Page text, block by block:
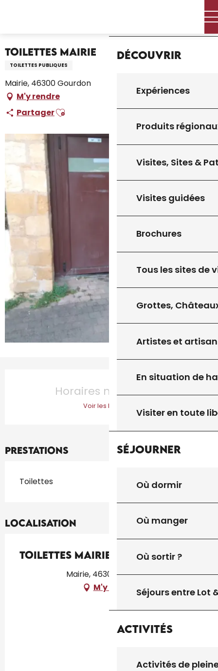
Découvrir
Expériences
Produits
Visites, Sites &
Visites guidées
Brochures
Tous les sites de
Grottes,
Artistes et
En situation de
Visiter en toute
Séjourner
Où dormir
Où manger
Où sortir ?
Séjours entre Lot
Activités
Activités de
Toilettes Mairie
TOILETTES PUBLIQUES
Mairie, 46300 Gourdon
M'y rendre
PartagerAjouter aux favoris
Ouverture et coordonnées
Horaires non définis
Voir les horaires
Prestations
Toilettes
Localisation
Toilettes Mairie
Mairie, 46300 Gourdon
M'y rendre